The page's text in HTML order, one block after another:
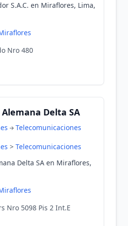
S.A.C. en Miraflores, Lima,
Nro 480
Delta SA
Telecomunicaciones
> Telecomunicaciones
Delta SA en Miraflores,
Nro 5098 Pis 2 Int.E